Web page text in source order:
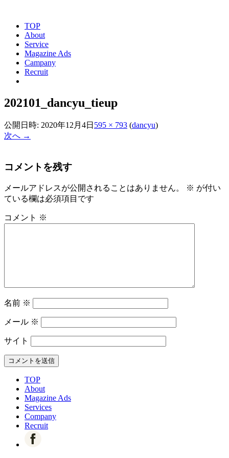
TOP
About
Service
Magazine Ads
Campany
Recruit
202101_dancyu_tieup
公開日時: 2020年12月4日 595 × 793 (dancyu)
次へ →
コメントを残す
メールアドレスが公開されることはありません。 ※ が付い
ている欄は必須項目です
コメント ※
名前 ※
メール ※
サイト
TOP
About
Magazine Ads
Services
Company
Recruit